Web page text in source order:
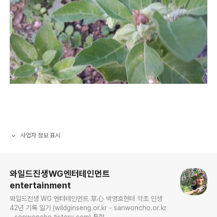
사업자 정보 표시
와일드진생WG엔터테인먼트
entertainment
와일드진생 WG 엔터테인먼트 草心 박영호헌터 약초 인생
42년 기록 일기 (wildginseng.or.kr - sanwoncho.or.kr